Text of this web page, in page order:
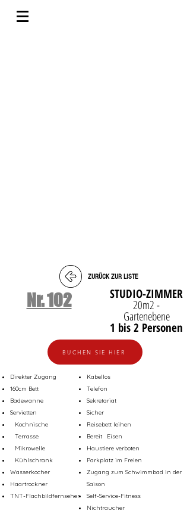
ZURÜCK ZUR LISTE
Nr. 102 STUDIO-ZIMMER
20m2 -
Gartenebene
1 bis 2 Personen
BUCHEN SIE HIER
Direkter Zugang
160cm Bett
Badewanne
Servietten
Kochnische
Terrasse
Mikrowelle
Kühlschrank
Wasserkocher
Haartrockner
TNT-Flachbildfernseher
Kabellos
Telefon
Sekretariat
Sicher
Reisebett leihen
Bereit
Eisen
Haustiere verboten
Parkplatz im Freien
Zugang zum Schwimmbad in der
Saison
Self-Service-Fitness
Nichtraucher